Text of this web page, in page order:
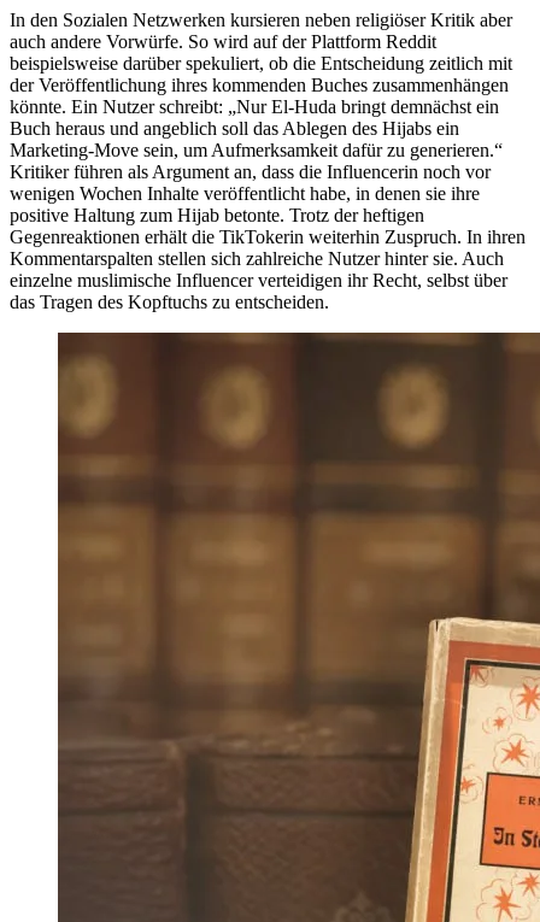
In den Sozialen Netzwerken kursieren neben religiöser Kritik aber
auch andere Vorwürfe. So wird auf der Plattform Reddit
beispielsweise darüber spekuliert, ob die Entscheidung zeitlich mit
der Veröffentlichung ihres kommenden Buches zusammenhängen
könnte. Ein Nutzer schreibt: „Nur El-Huda bringt demnächst ein
Buch heraus und angeblich soll das Ablegen des Hijabs ein
Marketing-Move sein, um Aufmerksamkeit dafür zu generieren.“
Kritiker führen als Argument an, dass die Influencerin noch vor
wenigen Wochen Inhalte veröffentlicht habe, in denen sie ihre
positive Haltung zum Hijab betonte. Trotz der heftigen
Gegenreaktionen erhält die TikTokerin weiterhin Zuspruch. In ihren
Kommentarspalten stellen sich zahlreiche Nutzer hinter sie. Auch
einzelne muslimische Influencer verteidigen ihr Recht, selbst über
das Tragen des Kopftuchs zu entscheiden.